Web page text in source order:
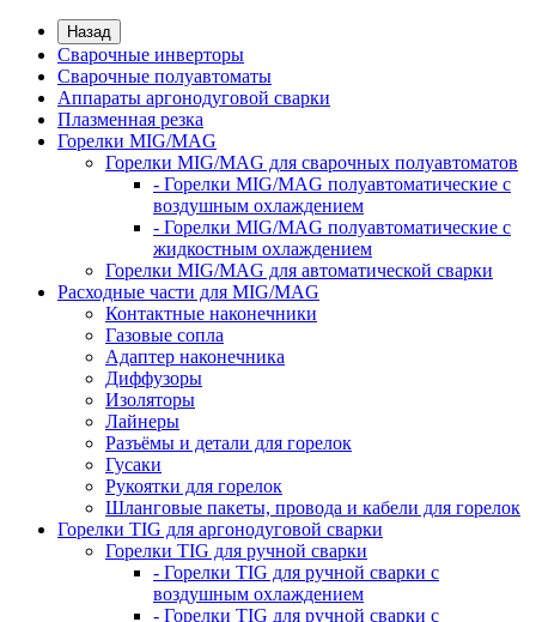
Назад
Сварочные инверторы
Сварочные полуавтоматы
Аппараты аргонодуговой сварки
Плазменная резка
Горелки MIG/MAG
Горелки MIG/MAG для сварочных полуавтоматов
- Горелки MIG/MAG полуавтоматические с
воздушным охлаждением
- Горелки MIG/MAG полуавтоматические с
жидкостным охлаждением
Горелки MIG/MAG для автоматической сварки
Расходные части для MIG/MAG
Контактные наконечники
Газовые сопла
Адаптер наконечника
Диффузоры
Изоляторы
Лайнеры
Разъёмы и детали для горелок
Гусаки
Рукоятки для горелок
Шланговые пакеты, провода и кабели для горелок
Горелки TIG для аргонодуговой сварки
Горелки TIG для ручной сварки
- Горелки TIG для ручной сварки с
воздушным охлаждением
- Горелки TIG для ручной сварки с